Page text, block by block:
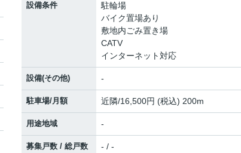
設備条件
駐輪場
バイク置場あり
敷地内ごみ置き場
CATV
インターネット対応
設備(その他) -
駐車場/月額 近隣/16,500円 (税込) 200m
用途地域 -
募集戸数 / 総戸数 - / -